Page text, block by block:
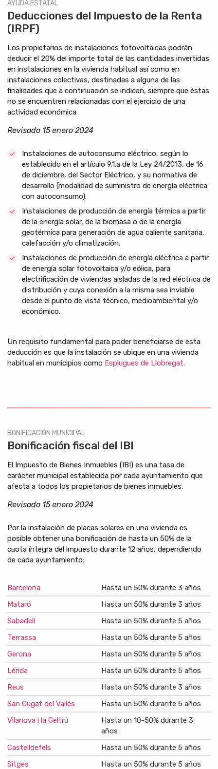
AYUDA ESTATAL
Deducciones del Impuesto de la Renta
(IRPF)
Los propietarios de instalaciones fotovoltaicas podrán
deducir el 20% del importe total de las cantidades invertidas
en instalaciones en la vivienda habitual así como en
instalaciones colectivas, destinadas a alguna de las
finalidades que a continuación se indican, siempre que éstas
no se encuentren relacionadas con el ejercicio de una
actividad económica
Revisado 15 enero 2024
Instalaciones de autoconsumo eléctrico, según lo
establecido en el artículo 9.1.a de la Ley 24/2013, de 16
de diciembre, del Sector Eléctrico, y su normativa de
desarrollo (modalidad de suministro de energía eléctrica
con autoconsumo).
Instalaciones de producción de energía térmica a partir
de la energía solar, de la biomasa o de la energía
geotérmica para generación de agua caliente sanitaria,
calefacción y/o climatización.
Instalaciones de producción de energía eléctrica a partir
de energía solar fotovoltaica y/o eólica, para
electrificación de viviendas aisladas de la red eléctrica de
distribución y cuya conexión a la misma sea inviable
desde el punto de vista técnico, medioambiental y/o
económico.
Un requisito fundamental para poder beneficiarse de esta
deducción es que la instalación se ubique en una vivienda
habitual en municipios como Esplugues de Llobregat.
BONIFICACIÓN MUNICIPAL
Bonificación fiscal del IBI
El Impuesto de Bienes Inmuebles (IBI) es una tasa de
carácter municipal establecida por cada ayuntamiento que
afecta a todos los propietarios de bienes inmuebles.
Revisado 15 enero 2024
Por la instalación de placas solares en una vivienda es
posible obtener una bonificación de hasta un 50% de la
cuota íntegra del impuesto durante 12 años, dependiendo
de cada ayuntamiento:
Barcelona
Hasta un 50% durante 3 años
Mataró
Hasta un 50% durante 3 años
Sabadell
Hasta un 50% durante 5 años
Terrassa
Hasta un 50% durante 5 años
Gerona
Hasta un 50% durante 5 años
Lérida
Hasta un 50% durante 5 años
Reus
Hasta un 50% durante 3 años
San Cugat del Vallés
Hasta un 50% durante 5 años
Vilanova i la Geltrú
Hasta un 10-50% durante 3
años
Castelldefels
Hasta un 50% durante 5 años
Sitges
Hasta un 50% durante 5 años